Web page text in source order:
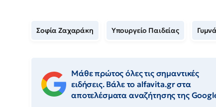
Σοφία Ζαχαράκη Υπουργείο Παιδείας
Μάθε πρώτος όλες τις σημαντικές
ειδήσεις. Βάλε το alfavita.gr στα
αποτελέσματα αναζήτησης της